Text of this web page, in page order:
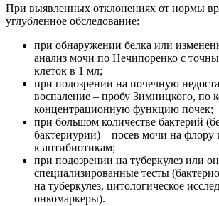
При выявленных отклонениях от нормы
углубленное обследование:
при обнаружении белка или
анализ мочи по Нечипоренко с
клеток в 1 мл;
при подозрении на почечную
воспаление – пробу Зимницкого, по
концентрационную функцию почек;
при большом количестве бактерий
бактериурии) – посев мочи на флору
к антибиотикам;
при подозрении на туберкулез или
специализированные тесты
на туберкулез, цитологическое
онкомаркеры).